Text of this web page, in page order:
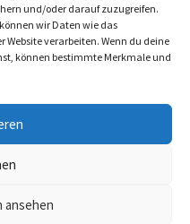
und/oder darauf zuzugreifen.
wir Daten wie das
Website verarbeiten. Wenn du deine
können bestimmte Merkmale und
ansehen